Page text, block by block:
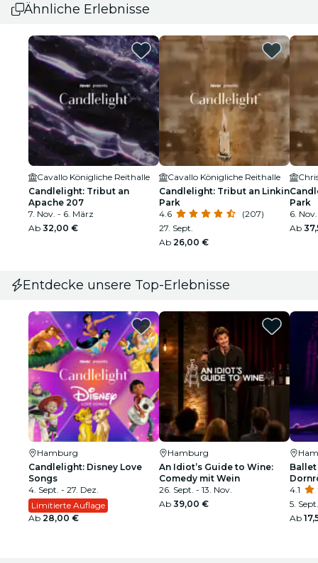
Ähnliche Erlebnisse
Cavallo Königliche Reithalle
Candlelight: Tribut an
Apache 207
7. Nov. - 6. März
Ab 32,00 €
Cavallo Königliche Reithalle
Candlelight: Tribut an Linkin
Park
4.6
(207)
27. Sept.
Ab 26,00 €
Park
6.
Ab
Entdecke unsere Top-Erlebnisse
Hamburg
Candlelight: Disney Love
Songs
4. Sept. - 27. Dez.
Limitierte Auflage
Ab 28,00 €
Hamburg
An Idiot’s Guide to Wine:
Comedy mit Wein
26. Sept. - 13. Nov.
Ab 39,00 €
4.1
5.
Ab